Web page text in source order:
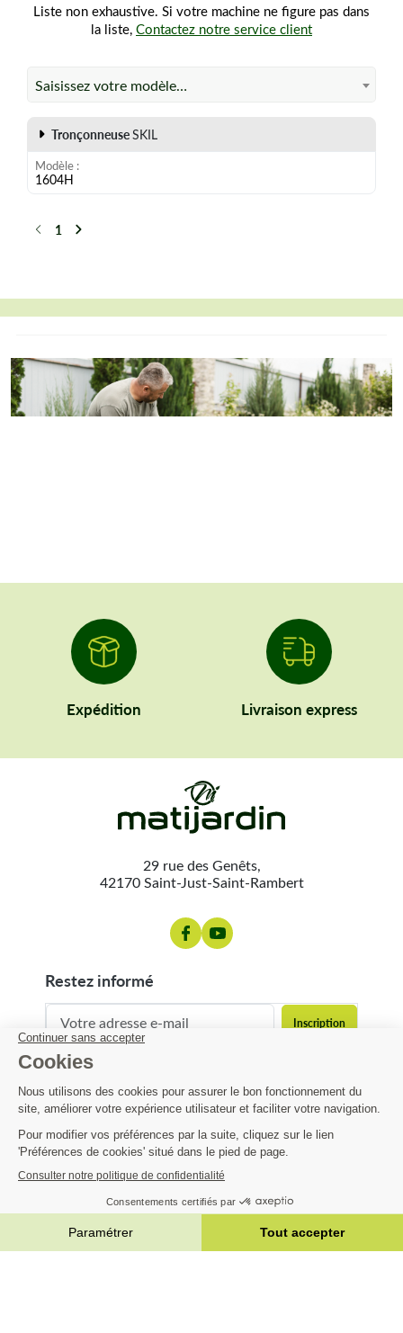
6,34 €
  AJOUTER AU PANIER
Liste non exhaustive. Si votre machine ne figure pas dans
la liste, Contactez notre service client
Saisissez votre modèle…
TronçonneuseSKIL
Modèle
1604H
Précédent
1 Suivant
Expédition Livraison express
29 rue des Genêts,
42170 Saint-Just-Saint-Rambert
restez informé
contact@matijardin.fr 04 81 120 120
Matijardin
Infos pratiques
|Réalisation